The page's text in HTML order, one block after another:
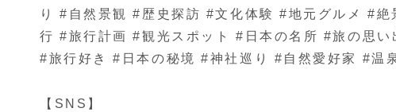
り #自然景観 #歴史探訪 #文化体験 #地元グルメ #
行 #旅行計画 #観光スポット #日本の名所 #旅の思
#旅行好き #日本の秘境 #神社巡り #自然愛好家 #温
【SNS】